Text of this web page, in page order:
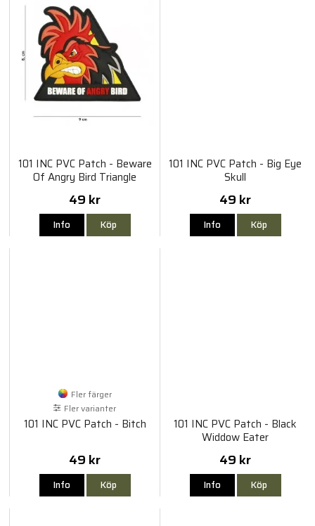
101 INC PVC Patch - Beware
Of Angry Bird Triangle
49 kr
Info Köp
101 INC PVC Patch - Big Eye
Skull
49 kr
Info Köp
Fler färger
Fler varianter
101 INC PVC Patch - Bitch
49 kr
Info Köp
101 INC PVC Patch - Black
Widdow Eater
49 kr
Info Köp